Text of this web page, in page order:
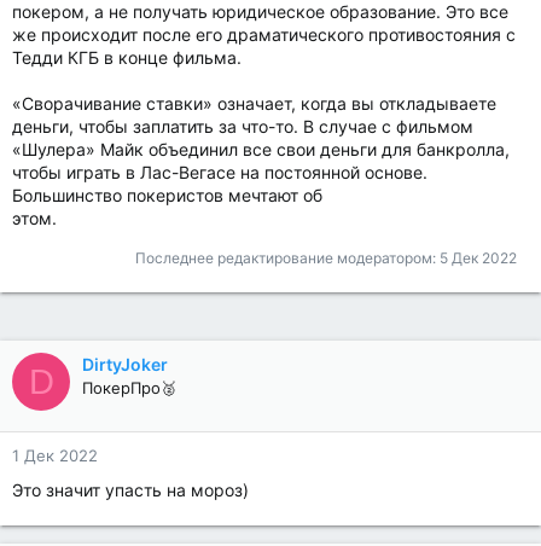
покером, а не получать юридическое образование. Это все
же происходит после его драматического противостояния с
Тедди КГБ в конце фильма.
«Сворачивание ставки» означает, когда вы откладываете
деньги, чтобы заплатить за что-то. В случае с фильмом
«Шулера» Майк объединил все свои деньги для банкролла,
чтобы играть в Лас-Вегасе на постоянной основе.
Большинство покеристов мечтают об
этом.
Последнее редактирование модератором: 5 Дек 2022
D DirtyJoker
ПокерПро🥈
1 Дек 2022
Это значит упасть на мороз)